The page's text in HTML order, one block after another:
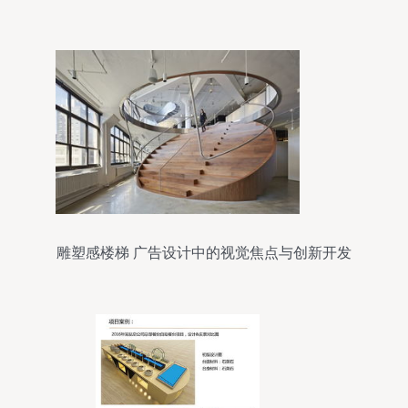
雕塑感楼梯 广告设计中的视觉焦点与创新开发